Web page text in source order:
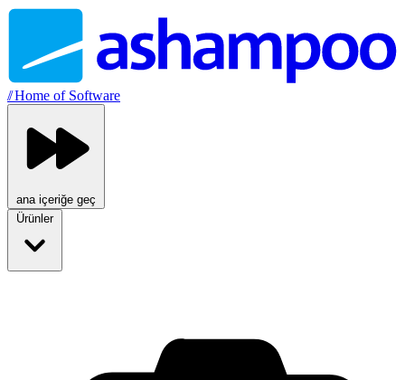
//Home of Software
ana içeriğe geç
Ürünler